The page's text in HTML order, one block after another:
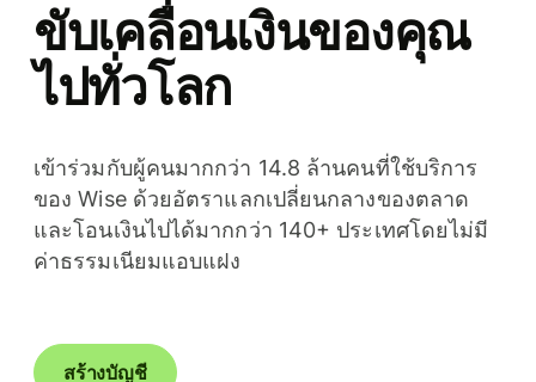
ขับเคลื่อนเงินของคุณ
ไปทั่วโลก
เข้าร่วมกับผู้คนมากกว่า 14.8 ล้านคนที่ใช้บริการ
ของ Wise ด้วยอัตราแลกเปลี่ยนกลางของตลาด
และโอนเงินไปได้มากกว่า 140+ ประเทศโดยไม่มี
ค่าธรรมเนียมแอบแฝง
สร้างบัญชี